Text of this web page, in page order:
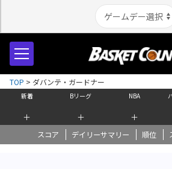
新着
＋
Bリーグ
＋
NBA
＋
スコア デイリーサマリー 順位
TOP > ダバンテ・ガードナー